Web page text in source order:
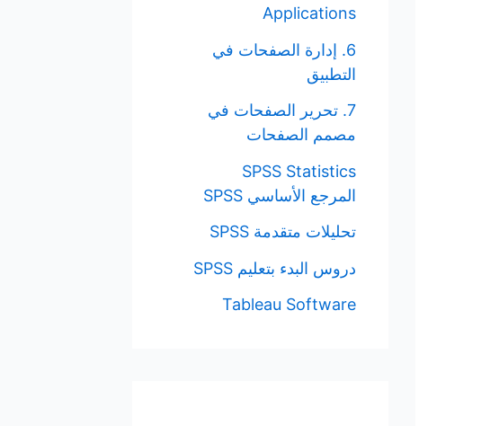
Applications
6. إدارة الصفحات في
التطبيق
7. تحرير الصفحات في
مصمم الصفحات
SPSS Statistics
المرجع الأساسي SPSS
تحليلات متقدمة SPSS
دروس البدء بتعليم SPSS
Tableau Software